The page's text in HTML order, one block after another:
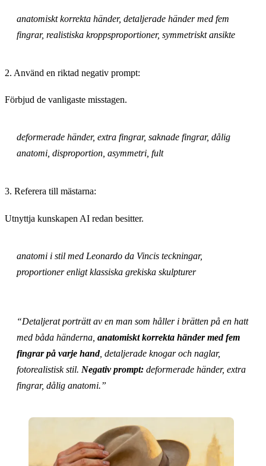
anatomiskt korrekta händer, detaljerade händer med fem
fingrar, realistiska kroppsproportioner, symmetriskt ansikte
2. Använd en riktad negativ prompt:
Förbjud de vanligaste misstagen.
deformerade händer, extra fingrar, saknade fingrar, dålig
anatomi, disproportion, asymmetri, fult
3. Referera till mästarna:
Utnyttja kunskapen AI redan besitter.
anatomi i stil med Leonardo da Vincis teckningar,
proportioner enligt klassiska grekiska skulpturer
“Detaljerat porträtt av en man som håller i brätten på en hatt
med båda händerna, anatomiskt korrekta händer med fem
fingrar på varje hand, detaljerade knogar och naglar,
fotorealistisk stil. Negativ prompt: deformerade händer, extra
fingrar, dålig anatomi.”